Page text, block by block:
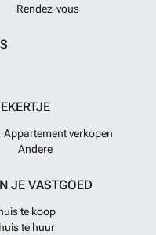
Rendez-vous
Appartement verkopen
Andere
JE VASTGOED
te koop
te huur